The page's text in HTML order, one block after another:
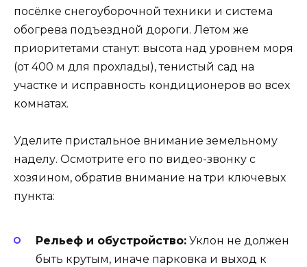
посёлке снегоуборочной техники и система
обогрева подъездной дороги. Летом же
приоритетами станут: высота над уровнем моря
(от 400 м для прохлады), тенистый сад на
участке и исправность кондиционеров во всех
комнатах.
Уделите пристальное внимание земельному
наделу. Осмотрите его по видео-звонку с
хозяином, обратив внимание на три ключевых
пункта:
Рельеф и обустройство: Уклон не должен
быть крутым, иначе парковка и выход к